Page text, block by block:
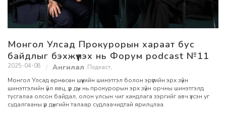
Монгол Улсад Прокурорын хараат бус
байдлыг бэхжүүлэх нь Форум podcast №11
2025-04-08 Подкаст,
Монгол Улсад өрнөсөн шүүхийн шинэтгэл болон эрүүгийн эрх зүйн
шинэтгэлийн үйл явц, үр дүн нь прокурорын эрх зүйн орчны шинэтгэлд
тусгалаа олсон байдал, олон улсын чиг хандлага зэргийг авч үзсэн уг
судалгааны үр дүнгийн талаар судлаачидтай ярилцлаа.